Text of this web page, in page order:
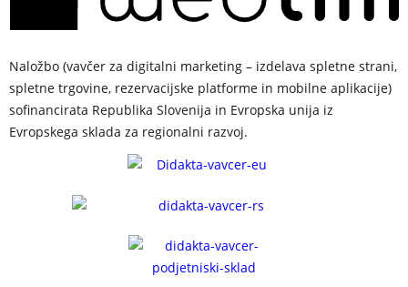
Naložbo (vavčer za digitalni marketing – izdelava spletne strani,
spletne trgovine, rezervacijske platforme in mobilne aplikacije)
sofinancirata Republika Slovenija in Evropska unija iz
Evropskega sklada za regionalni razvoj.